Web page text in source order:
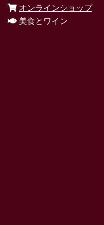
オンラインショップ
美食とワイン